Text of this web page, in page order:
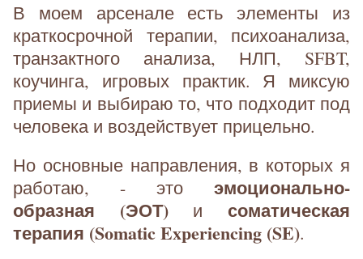
В моем арсенале есть элементы из
краткосрочной терапии, психоанализа,
транзактного анализа, НЛП, SFBT,
коучинга, игровых практик. Я миксую
приемы и выбираю то, что подходит под
человека и воздействует прицельно.
Но основные направления, в которых я
работаю, - это эмоционально-
образная (ЭОТ)и соматическая
терапия (Somatic Experiencing (SE).